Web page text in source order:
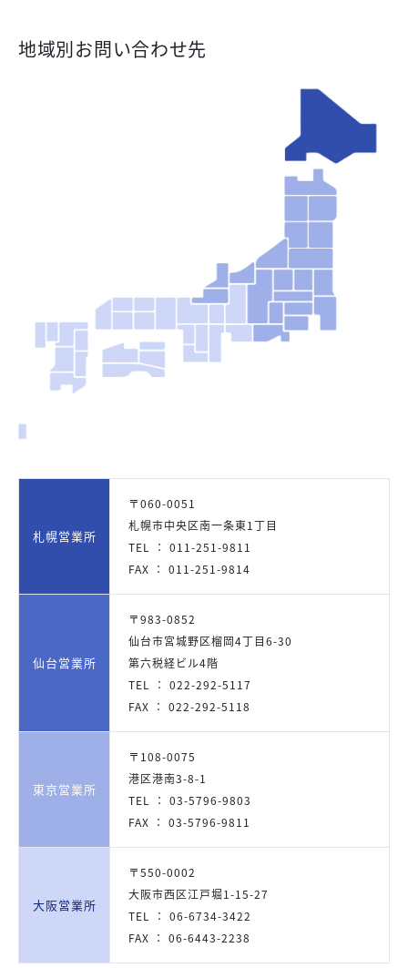
地域別お問い合わせ先
札幌営業所
〒060-0051
札幌市中央区南一条東1丁目
TEL ： 011-251-9811
FAX ： 011-251-9814
仙台営業所
〒983-0852
仙台市宮城野区榴岡4丁目6-30
第六税経ビル4階
TEL ： 022-292-5117
FAX ： 022-292-5118
東京営業所
〒108-0075
港区港南3-8-1
TEL ： 03-5796-9803
FAX ： 03-5796-9811
大阪営業所
〒550-0002
大阪市西区江戸堀1-15-27
TEL ： 06-6734-3422
FAX ： 06-6443-2238